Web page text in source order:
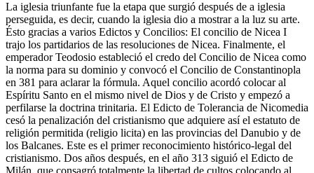
La iglesia triunfante fue la etapa que surgió después de a iglesia
perseguida, es decir, cuando la iglesia dio a mostrar a la luz su arte.
Ésto gracias a varios Edictos y Concilios: El concilio de Nicea I
trajo los partidarios de las resoluciones de Nicea. Finalmente, el
emperador Teodosio estableció el credo del Concilio de Nicea como
la norma para su dominio y convocó el Concilio de Constantinopla
en 381 para aclarar la fórmula. Aquel concilio acordó colocar al
Espíritu Santo en el mismo nivel de Dios y de Cristo y empezó a
perfilarse la doctrina trinitaria. El Edicto de Tolerancia de Nicomedia
cesó la penalización del cristianismo que adquiere así el estatuto de
religión permitida (religio licita) en las provincias del Danubio y de
los Balcanes. Este es el primer reconocimiento histórico-legal del
cristianismo. Dos años después, en el año 313 siguió el Edicto de